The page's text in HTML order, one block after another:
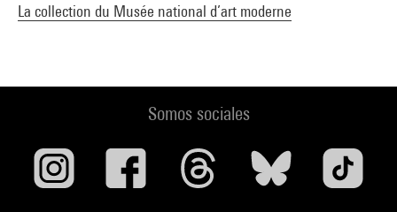
La collection du Musée national d’art moderne
Somos sociales